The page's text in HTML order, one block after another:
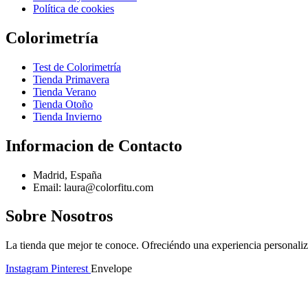
Política de cookies
Colorimetría
Test de Colorimetría
Tienda Primavera
Tienda Verano
Tienda Otoño
Tienda Invierno
Informacion de Contacto
Madrid, España
Email: laura@colorfitu.com
Sobre Nosotros
La tienda que mejor te conoce. Ofreciéndo una experiencia
Instagram Pinterest Envelope